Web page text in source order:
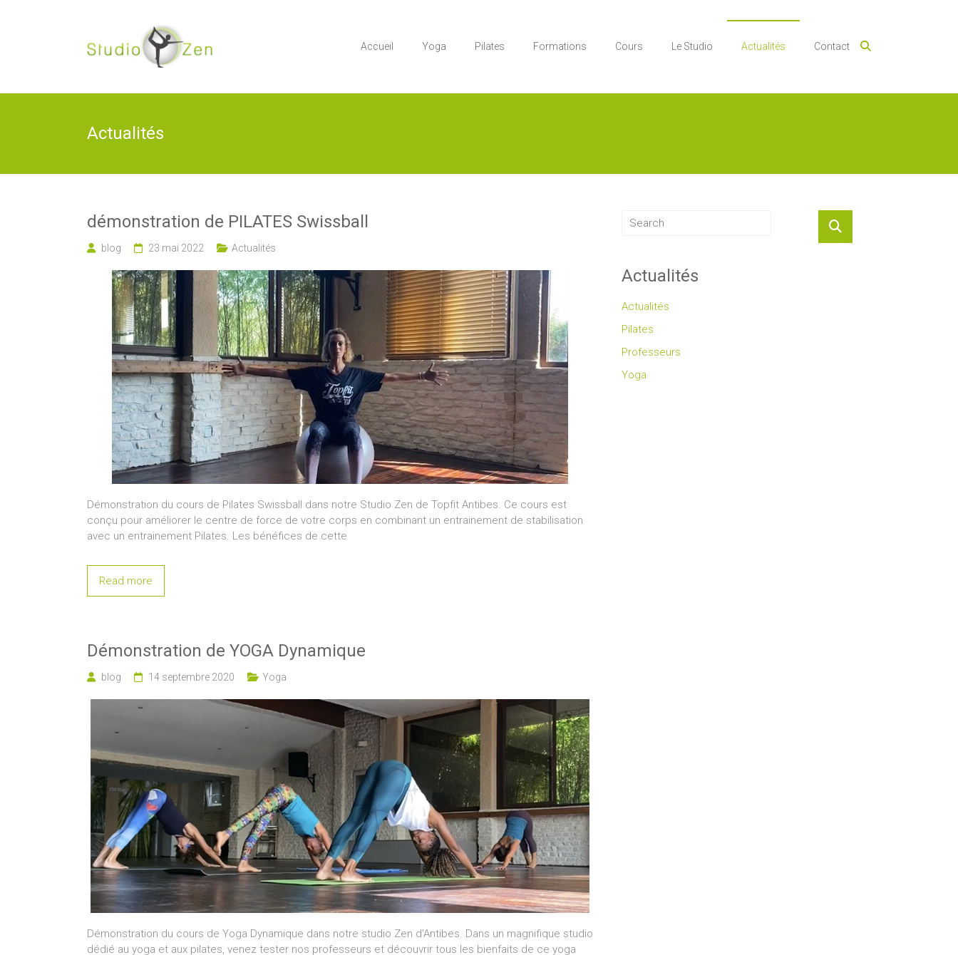
Studio
Accueil Yoga Pilates Formations Cours Le Studio Actualités Contact
Actualités
démonstration de PILATES Swissball
blog 23 mai 2022 Actualités
Démonstration du cours de Pilates Swissball dans notre Studio Zen de Topfit Antibes. Ce cours est
conçu pour améliorer le centre de force de votre corps en combinant un entrainement de stabilisation
avec un entrainement Pilates. Les bénéfices de cette
Read more
Démonstration de YOGA Dynamique
blog 14 septembre 2020 Yoga
Démonstration du cours de Yoga Dynamique dans notre studio Zen d’Antibes. Dans un magnifique studio
dédié au yoga et aux pilates, venez tester nos professeurs et découvrir tous les bienfaits de ce yoga
Actualités
Actualités
Pilates
Professeurs
Yoga